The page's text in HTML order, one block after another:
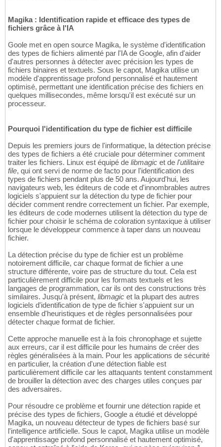
Magika : Identification rapide et efficace des types de
fichiers grâce à l'IA
Goole met en open source Magika, le système d'identification
des types de fichiers alimenté par l'IA de Google, afin d'aider
d'autres personnes à détecter avec précision les types de
fichiers binaires et textuels. Sous le capot, Magika utilise un
modèle d'apprentissage profond personnalisé et hautement
optimisé, permettant une identification précise des fichiers en
quelques millisecondes, même lorsqu'il est exécuté sur un
processeur.
Pourquoi l'identification du type de fichier est difficile
Depuis les premiers jours de l'informatique, la détection précise
des types de fichiers a été cruciale pour déterminer comment
traiter les fichiers. Linux est équipé de libmagic et de l'utilitaire
file, qui ont servi de norme de facto pour l'identification des
types de fichiers pendant plus de 50 ans. Aujourd'hui, les
navigateurs web, les éditeurs de code et d'innombrables autres
logiciels s'appuient sur la détection du type de fichier pour
décider comment rendre correctement un fichier. Par exemple,
les éditeurs de code modernes utilisent la détection du type de
fichier pour choisir le schéma de coloration syntaxique à utiliser
lorsque le développeur commence à taper dans un nouveau
fichier.
La détection précise du type de fichier est un problème
notoirement difficile, car chaque format de fichier a une
structure différente, voire pas de structure du tout. Cela est
particulièrement difficile pour les formats textuels et les
langages de programmation, car ils ont des constructions très
similaires. Jusqu'à présent, libmagic et la plupart des autres
logiciels d'identification de type de fichier s'appuient sur un
ensemble d'heuristiques et de règles personnalisées pour
détecter chaque format de fichier.
Cette approche manuelle est à la fois chronophage et sujette
aux erreurs, car il est difficile pour les humains de créer des
règles généralisées à la main. Pour les applications de sécurité
en particulier, la création d'une détection fiable est
particulièrement difficile car les attaquants tentent constamment
de brouiller la détection avec des charges utiles conçues par
des adversaires.
Pour résoudre ce problème et fournir une détection rapide et
précise des types de fichiers, Google a étudié et développé
Magika, un nouveau détecteur de types de fichiers basé sur
l'intelligence artificielle. Sous le capot, Magika utilise un modèle
d'apprentissage profond personnalisé et hautement optimisé,